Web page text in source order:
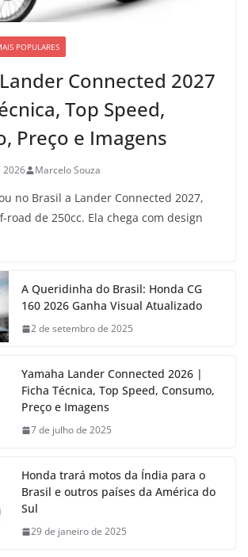
POPULARES
Connected 2027
Top Speed,
Preço e Imagens
2026 Marcelo Souza
no Brasil a Lander Connected 2027,
road de 250cc. Ela chega com design
A Queridinha do Brasil: Honda CG
160 2026 Ganha Visual Atualizado
2 de setembro de 2025
Yamaha Lander Connected 2026 |
Ficha Técnica, Top Speed, Consumo,
Preço e Imagens
7 de julho de 2025
Honda trará motos da Índia para o
Brasil e outros países da América do
Sul
29 de janeiro de 2025